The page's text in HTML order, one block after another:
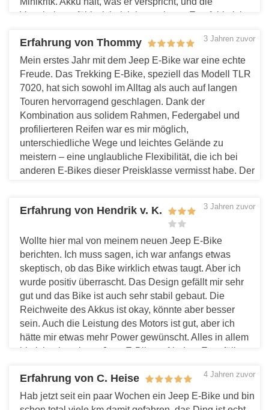
Verarbeitung fühlt sich richtig wertig an. Empfehle ich
Erfahrung von Thommy 3 Jahren zuvor
Mein erstes Jahr mit dem Jeep E-Bike war eine echte
Freude. Das Trekking E-Bike, speziell das Modell TLR
7020, hat sich sowohl im Alltag als auch auf langen
Touren hervorragend geschlagen. Dank der
Kombination aus solidem Rahmen, Federgabel und
profilierteren Reifen war es mir möglich,
unterschiedliche Wege und leichtes Gelände zu
meistern – eine unglaubliche Flexibilität, die ich bei
anderen E-Bikes dieser Preisklasse vermisst habe. Der
gemacht. Auch das kompakte, übersichtliche Display
war leicht zu bedienen und lieferte alle nötigen
Informationen, ohne unnötigen Schnickschnack.
Zudem hat der Heckmotor von Xiongda mich stets
zuverlässig unterstützt, ohne jemals zu abrupt oder
unvorhersehbar zu sein. Die Tatsache, dass Jeep E-
Bikes mit einem stabilen Gepäckträger und extra
Streben für Fahrradtaschen ausgestattet sind, war für
meine regelmäßigen Wochenendtouren sehr praktisch.
Und auch wenn der Akku für größere Ausflüge etwas
knapp bemessen sein mag, war seine Reichweite für
Aufladen war durch die leicht entnehmbare Akku-
Einheit kein Problem. Die solide Konstruktion und das
gelungene Design der Jeep E-Bikes haben mich
Erfahrung von Hendrik v. K. 3 Jahren zuvor
Wollte hier mal von meinem neuen Jeep E-Bike
berichten. Ich muss sagen, ich war anfangs etwas
skeptisch, ob das Bike wirklich etwas taugt. Aber ich
wurde positiv überrascht. Das Design gefällt mir sehr
gut und das Bike ist auch sehr stabil gebaut. Die
Reichweite des Akkus ist okay, könnte aber besser
sein. Auch die Leistung des Motors ist gut, aber ich
hätte mir etwas mehr Power gewünscht. Alles in allem
bin ich mit meinem Jeep E-Bike zufrieden. Es erfüllt
es jedoch weiterempfehlen würde, ist fraglich. Es gibt
sicherlich bessere E-Bikes auf dem Markt, aber für den
Preis ist das Jeep E-Bike eine solide Wahl.
Erfahrung von C. Heise 4 Jahren zuvor
Hab jetzt seit ein paar Wochen ein Jeep E-Bike und bin